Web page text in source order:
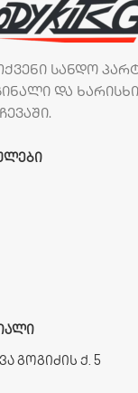
სანდო
და
გოგიძის ქ. 5